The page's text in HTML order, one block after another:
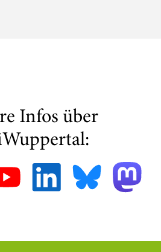
Infos über